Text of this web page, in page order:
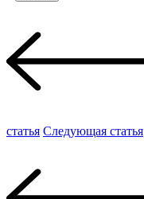
статья Следующая статья